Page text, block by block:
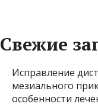
Свежие
Исправление
мезиального
особенности